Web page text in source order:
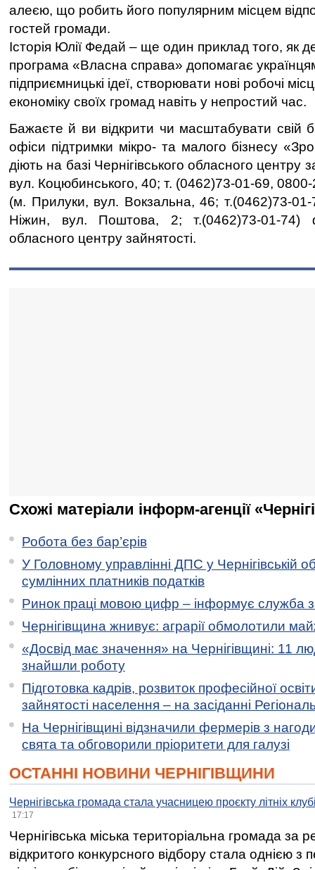
алеєю, що робить його популярним місцем
гостей громади.
Історія Юлії Федай – ще один приклад того, як
програма «Власна справа» допомагає
підприємницькі ідеї, створювати нові робочі
економіку своїх громад навіть у непростий час.
Бажаєте й ви відкрити чи масштабувати свій
офіси підтримки мікро- та малого бізнесу
діють на базі Чернігівського обласного центру
вул. Коцюбинського, 40; т. (0462)73-01-69,
(м. Прилуки, вул. Вокзальна, 46; т.(0462)73-01-
Ніжин, вул. Поштова, 2; т.(0462)73-01-74)
обласного центру зайнятості.
Схожі матеріали інформ-агенції
Робота без бар’єрів
У Головному управлінні ДПС у Чернігівській
сумлінних платників податків
Ринок праці мовою цифр – інформує служба
Чернігівщина жнивує: аграрії обмолотили
«Досвід має значення» на Чернігівщині: 11
знайшли роботу
Підготовка кадрів, розвиток професійної
зайнятості населення – на засіданні
На Чернігівщині відзначили фермерів з
свята та обговорили пріоритети для галузі
ОСТАННІ НОВИНИ ЧЕРНІГІВЩИНИ
Чернігівська громада стала учасницею проєкту літніх
17:17
Чернігівська міська територіальна громада за
відкритого конкурсного відбору стала однією